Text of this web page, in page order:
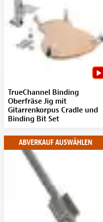
TrueChannel Binding
Oberfräse Jig mit
Gitarrenkorpus Cradle und
Binding Bit Set
ABVERKAUF AUSWÄHLEN